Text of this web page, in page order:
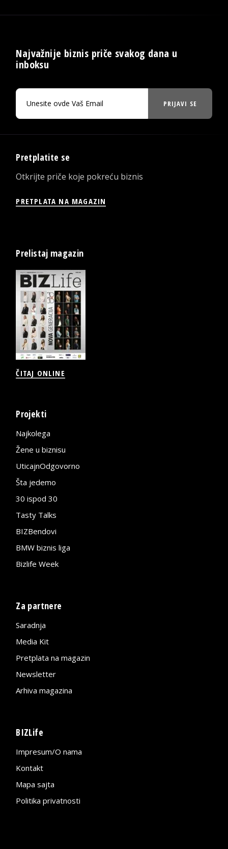
Najvažnije biznis priče svakog dana u
inboksu
PRIJAVI SE
Pretplatite se
Otkrijte priče koje pokreću biznis
PRETPLATA NA MAGAZIN
Prelistaj magazin
ČITAJ ONLINE
Projekti
Najkolega
Žene u biznisu
UticajnOdgovorno
Šta jedemo
30 ispod 30
Tasty Talks
BIZBendovi
BMW biznis liga
Bizlife Week
Za partnere
Saradnja
Media Kit
Pretplata na magazin
Newsletter
Arhiva magazina
BIZLife
Impresum/O nama
Kontakt
Mapa sajta
Politika privatnosti